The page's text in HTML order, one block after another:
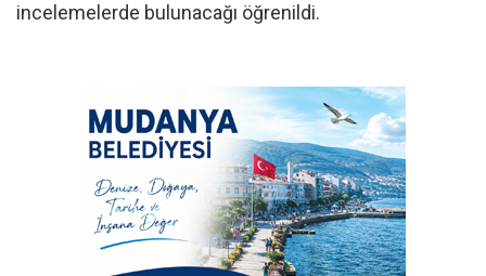
incelemelerde bulunacağı öğrenildi.